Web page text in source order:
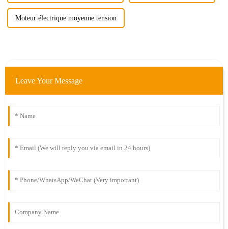
Moteur électrique moyenne tension
Leave Your Message